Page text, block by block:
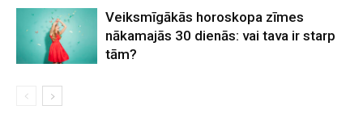
Veiksmīgākās horoskopa zīmes
nākamajās 30 dienās: vai tava ir starp
tām?